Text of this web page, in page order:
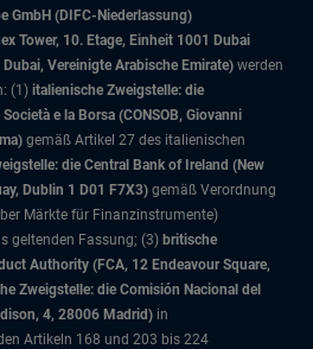
GmbH (DIFC-Niederlassung)
Tower, 10. Etage, Einheit 1001 Dubai
Vereinigte Arabische Emirate) werden
(1) italienische Zweigstelle: die
e la Borsa (CONSOB, Giovanni
gemäß Artikel 27 des italienischen
die Central Bank of Ireland (New
Dublin 1 D01 F7X3) gemäß Verordnung
Märkte für Finanzinstrumente)
geltenden Fassung; (3) britische
Authority (FCA, 12 Endeavour Square,
Zweigstelle: die Comisión Nacional del
4, 28006 Madrid) in
Artikeln 168 und 203 bis 224